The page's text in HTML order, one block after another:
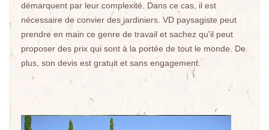
démarquent par leur complexité. Dans ce cas, il est
nécessaire de convier des jardiniers. VD paysagiste peut
prendre en main ce genre de travail et sachez qu'il peut
proposer des prix qui sont à la portée de tout le monde. De
plus, son devis est gratuit et sans engagement.